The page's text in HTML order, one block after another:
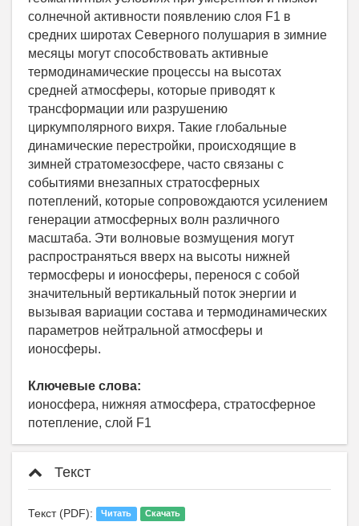
солнечной активности появлению слоя F1 в
средних широтах Северного полушария в зимние
месяцы могут способствовать активные
термодинамические процессы на высотах
средней атмосферы, которые приводят к
трансформации или разрушению
циркумполярного вихря. Такие глобальные
динамические перестройки, происходящие в
зимней стратомезосфере, часто связаны с
событиями внезапных стратосферных
потеплений, которые сопровождаются усилением
генерации атмосферных волн различного
масштаба. Эти волновые возмущения могут
распространяться вверх на высоты нижней
термосферы и ионосферы, перенося с собой
значительный вертикальный поток энергии и
вызывая вариации состава и термодинамических
параметров нейтральной атмосферы и
ионосферы.
Ключевые слова:
ионосфера, нижняя атмосфера, стратосферное
потепление, слой F1
Текст
Текст (PDF): Читать Скачать